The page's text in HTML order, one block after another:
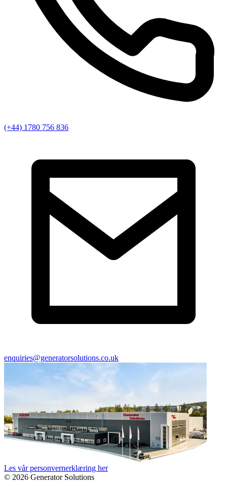
(+44) 1780 756 836
enquiries@generatorsolutions.co.uk
Les vår personvernerklæring her
© 2026 Generator Solutions